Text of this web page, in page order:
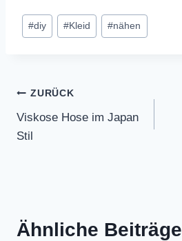
Schlagworte:
#diy #Kleid #nähen
Beitragsnavigation
ZURÜCK
Viskose Hose im Japan
Stil
Ähnliche Beiträge